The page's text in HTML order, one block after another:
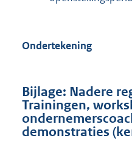
Ondertekening
Bijlage: Nadere
Trainingen,
demonstraties